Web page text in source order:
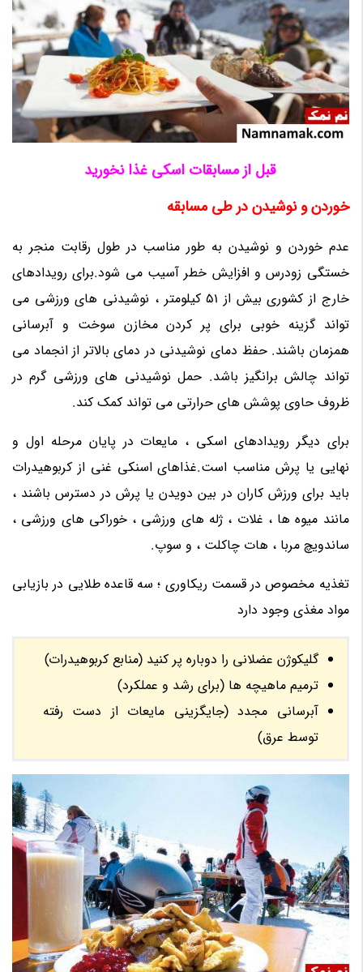
قبل از مسابقات اسکی غذا نخورید
خوردن و نوشیدن در طی مسابقه
عدم خوردن و نوشیدن به طور مناسب در طول رقابت منجر به
خستگی زودرس و افزایش خطر آسیب می شود.برای رویدادهای
خارج از کشوری بیش از 51 کیلومتر ، نوشیدنی های ورزشی می
تواند گزینه خوبی برای پر کردن مخازن سوخت و آبرسانی
همزمان باشند. حفظ دمای نوشیدنی در دمای بالاتر از انجماد می
تواند چالش برانگیز باشد. حمل نوشیدنی های ورزشی گرم در
ظروف حاوی پوشش های حرارتی می تواند کمک کند.
برای دیگر رویدادهای اسکی ، مایعات در پایان مرحله اول و
نهایی یا پرش مناسب است.غذاهای اسنکی غنی از کربوهیدرات
باید برای ورزش کاران در بین دویدن یا پرش در دسترس باشند ،
مانند میوه ها ، غلات ، ژله های ورزشی ، خوراکی های ورزشی ،
ساندویچ مربا ، هات چاکلت ، و سوپ.
تغذیه مخصوص در قسمت ریکاوری ؛ سه قاعده طلایی در بازیابی
مواد مغذی وجود دارد
گلیکوژن عضلانی را دوباره پر کنید (منابع کربوهیدرات)
ترمیم ماهیچه ها (برای رشد و عملکرد)
آبرسانی مجدد (جایگزینی مایعات از دست رفته
توسط عرق)